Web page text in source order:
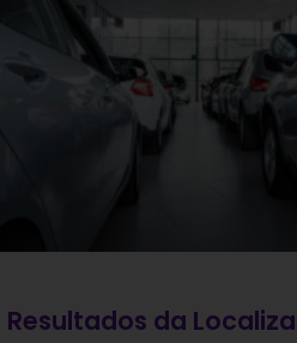
Resultados da Localiza